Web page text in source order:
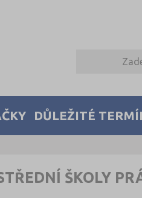
DŮLEŽITÉ
ŠKOLY